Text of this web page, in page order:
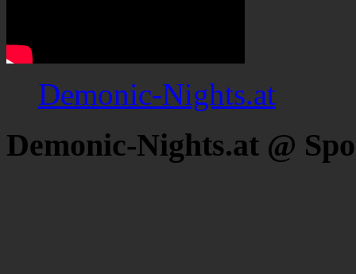
Demonic-Nights.at
Demonic-Nights.at @